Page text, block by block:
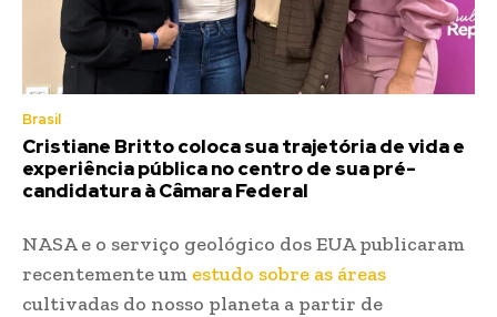
Brasil
Cristiane Britto coloca sua trajetória de vida e
experiência pública no centro de sua pré-
candidatura à Câmara Federal
NASA e o serviço geológico dos EUA publicaram
recentemente um estudo sobre as áreas
cultivadas do nosso planeta a partir de